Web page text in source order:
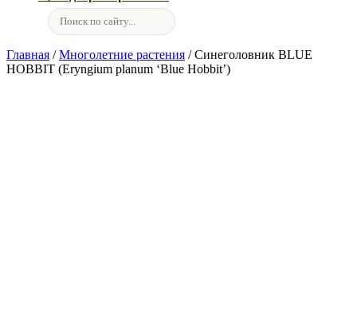
Главная /Многолетние растения / Синеголовник BLUE
HOBBIT (Eryngium planum ‘Blue Hobbit’)